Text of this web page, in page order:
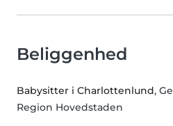
Beliggenhed
Babysitter i Charlottenlund,
Region Hovedstaden